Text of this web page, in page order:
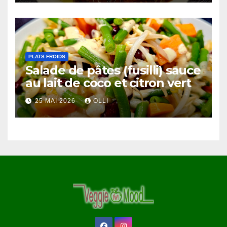
PLATS FROIDS
Salade de pâtes (fusilli) sauce
au lait de coco et citron vert
25 MAI 2026 OLLI